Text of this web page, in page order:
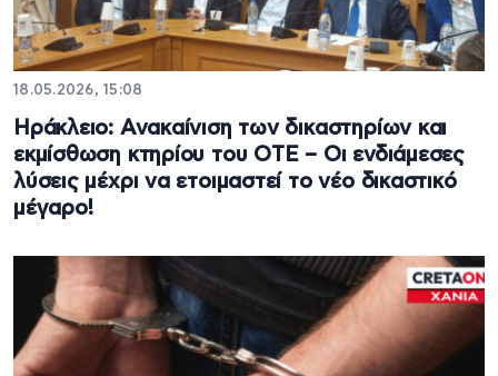
18.05.2026, 15:08
Ηράκλειο: Ανακαίνιση των δικαστηρίων και
εκμίσθωση κτηρίου του ΟΤΕ – Οι ενδιάμεσες
λύσεις μέχρι να ετοιμαστεί το νέο δικαστικό
μέγαρο!